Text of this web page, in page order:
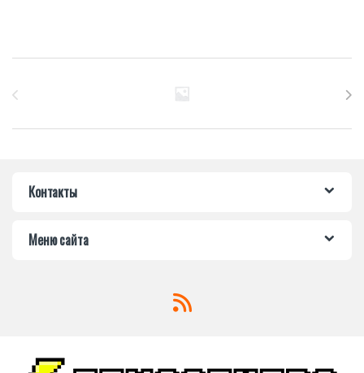
Контакты
Меню сайта